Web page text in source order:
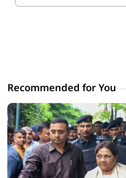
Recommended for You